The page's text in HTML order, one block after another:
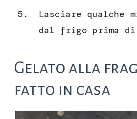
Lasciare qualche
dal frigo prima di
Gelato alla
fatto in casa